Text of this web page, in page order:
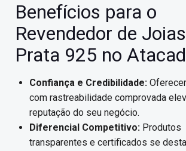
Benefícios para o
Revendedor de
Prata 925 no
Confiança e Credibilidade:
com rastreabilidade comprovada
reputação do seu negócio.
Diferencial Competitivo: Produtos
transparentes e certificados se